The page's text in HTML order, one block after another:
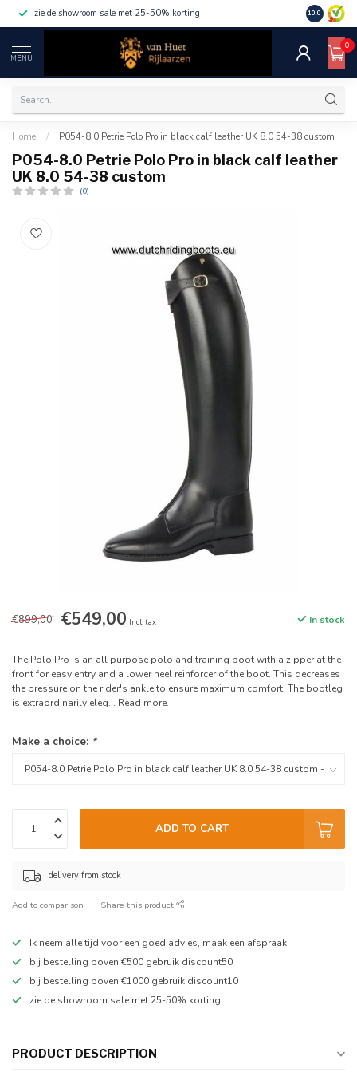
zie de showroom sale met 25-50% korting 10.0
MENU
0
Home / P054-8.0 Petrie Polo Pro in black calf leather UK 8.0 54-38 custom
P054-8.0 Petrie Polo Pro in black calf leather
UK 8.0 54-38 custom
(0)
€899,00 €549,00 Incl. tax In stock
The Polo Pro is an all purpose polo and training boot with a zipper at the
front for easy entry and a lower heel reinforcer of the boot. This decreases
the pressure on the rider's ankle to ensure maximum comfort. The bootleg
is extraordinarily eleg... Read more.
Make a choice: *
ADD TO CART
delivery from stock
Add to comparison Share this product
Ik neem alle tijd voor een goed advies, maak een afspraak
bij bestelling boven €500 gebruik discount50
bij bestelling boven €1000 gebruik discount10
zie de showroom sale met 25-50% korting
PRODUCT DESCRIPTION